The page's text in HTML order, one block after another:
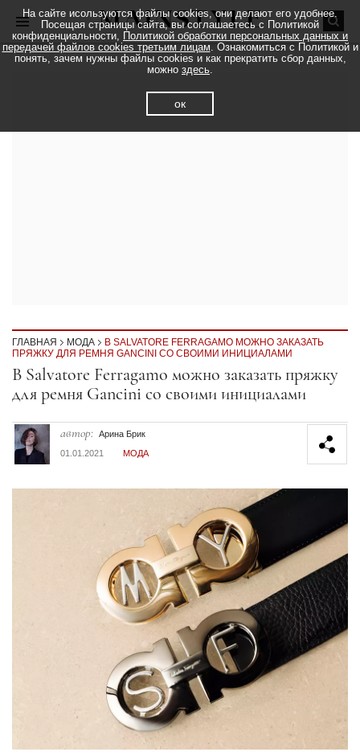
ГЛАВНАЯ МОДА
В SALVATORE FERRAGAMO МОЖНО ЗАКАЗАТЬ
ПРЯЖКУ ДЛЯ РЕМНЯ GANCINI СО СВОИМИ ИНИЦИАЛАМИ
Секция статей
В Salvatore Ferragamo можно заказать пряжку
для ремня Gancini со своими инициалами
автор: Арина Брик
01.01.2021
МОДА
На сайте исользуются файлы cookies, они делают его удобнее.
Посещая страницы сайта, вы соглашаетесь с Политикой
конфиденциальности, Политикой обработки персональных данных и
передачей файлов cookies третьим лицам. Ознакомиться с Политикой и
понять, зачем нужны файлы cookies и как прекратить сбор данных,
можно здесь.
ок